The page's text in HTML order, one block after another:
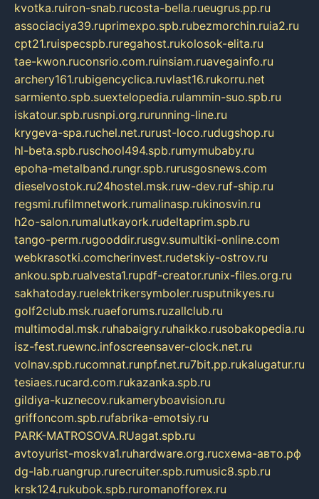
kvotka.ruiron-snab.rucosta-bella.rueugrus.pp.ru
associaciya39.ruprimexpo.spb.rubezmorchin.ruia2.ru
cpt21.ruispecspb.ruregahost.rukolosok-elita.ru
tae-kwon.ruconsrio.com.ruinsiam.ruavegainfo.ru
archery161.rubigencyclica.ruvlast16.rukorru.net
sarmiento.spb.suextelopedia.rulammin-suo.spb.ru
iskatour.spb.rusnpi.org.rurunning-line.ru
krygeva-spa.ruchel.net.rurust-loco.rudugshop.ru
hl-beta.spb.ruschool494.spb.rumymubaby.ru
epoha-metalband.rungr.spb.rurusgosnews.com
dieselvostok.ru24hostel.msk.ruw-dev.ruf-ship.ru
regsmi.rufilmnetwork.rumalinasp.rukinosvin.ru
h2o-salon.rumalutkayork.rudeltaprim.spb.ru
tango-perm.rugooddir.rusgv.sumultiki-online.com
webkrasotki.comcherinvest.rudetskiy-ostrov.ru
ankou.spb.rualvesta1.rupdf-creator.runix-files.org.ru
sakhatoday.ruelektrikersymboler.rusputnikyes.ru
golf2club.msk.ruaeforums.ruzallclub.ru
multimodal.msk.ruhabaigry.ruhaikko.rusobakopedia.ru
isz-fest.ruewnc.infoscreensaver-clock.net.ru
volnav.spb.rucomnat.runpf.net.ru7bit.pp.rukalugatur.ru
tesiaes.rucard.com.rukazanka.spb.ru
gildiya-kuznecov.rukameryboavision.ru
griffoncom.spb.rufabrika-emotsiy.ru
PARK-MATROSOVA.RUagat.spb.ru
avtoyurist-moskva1.ruhardware.org.ruсхема-авто.рф
dg-lab.ruangrup.rurecruiter.spb.rumusic8.spb.ru
krsk124.rukubok.spb.ruromanofforex.ru